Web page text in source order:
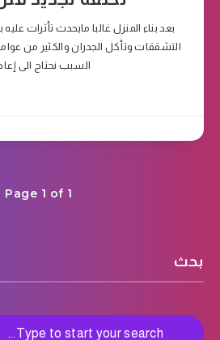
بعد بناء المنزل غالبا مايحدث تأثرات
التشققات وتأكل الجدران والكثير من
السبب نحتاج الى
Page 1 of 1
بحث